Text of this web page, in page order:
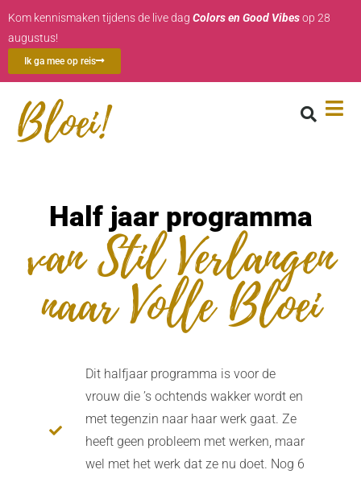
Kom kennismaken tijdens de live dag Colors en Good Vibesop 28
augustus!
Ik ga mee op reis
Half jaar programma
van Stil Verlangen
naar Volle Bloei
Dit halfjaar programma is voor de
vrouw die ’s ochtends wakker wordt en
met tegenzin naar haar werk gaat. Ze
heeft geen probleem met werken, maar
wel met het werk dat ze nu doet. Nog 6